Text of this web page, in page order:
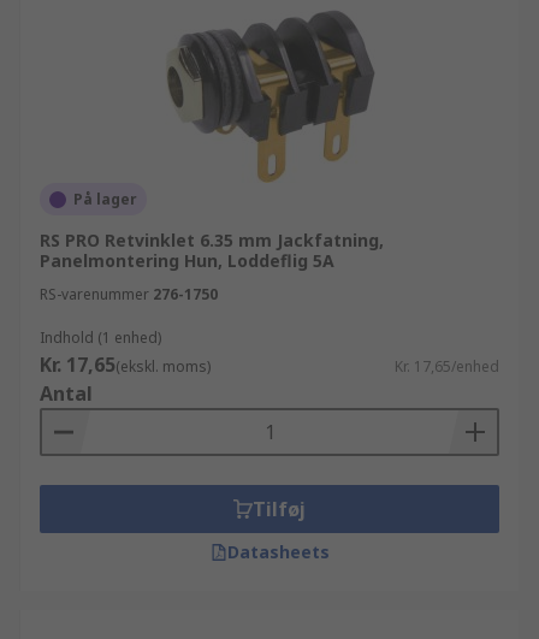
På lager
RS PRO Retvinklet 6.35 mm Jackfatning,
Panelmontering Hun, Loddeflig 5A
RS-varenummer 276-1750
Indhold (1 enhed)
Kr. 17,65(ekskl. moms) Kr. 17,65/enhed
Antal
Tilføj
Datasheets